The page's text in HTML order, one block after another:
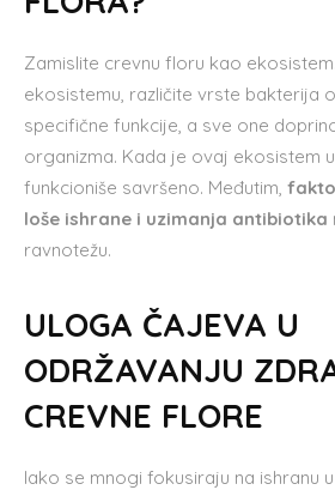
Zamislite crevnu floru kao
ekosistemu, različite vrste bakterija
specifične funkcije, a sve one
organizma. Kada je ovaj ekosistem
funkcioniše savršeno. Međutim,
loše ishrane i uzimanja antibiotika
ravnotežu.
ULOGA ČAJEVA U
ODRŽAVANJU
CREVNE FLORE
Iako se mnogi fokusiraju na ishranu